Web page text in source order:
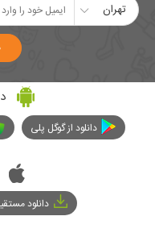
تهران
دانلود از گوگل پلی
دانلود